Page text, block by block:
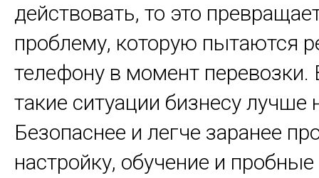
действовать, то это
проблему, которую пытаются
телефону в момент перевозки.
такие ситуации бизнесу лучше
Безопаснее и легче заранее
настройку, обучение и